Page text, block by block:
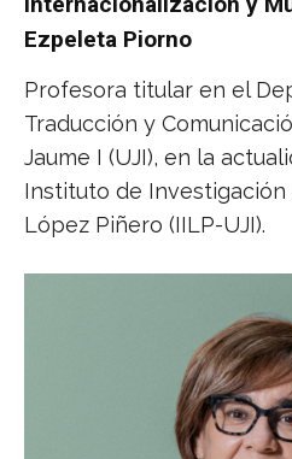
Ezpeleta Piorno
Profesora titular en el
Traducción y
Jaume I (UJI), en la
Instituto de
López Piñero (IILP-UJI).